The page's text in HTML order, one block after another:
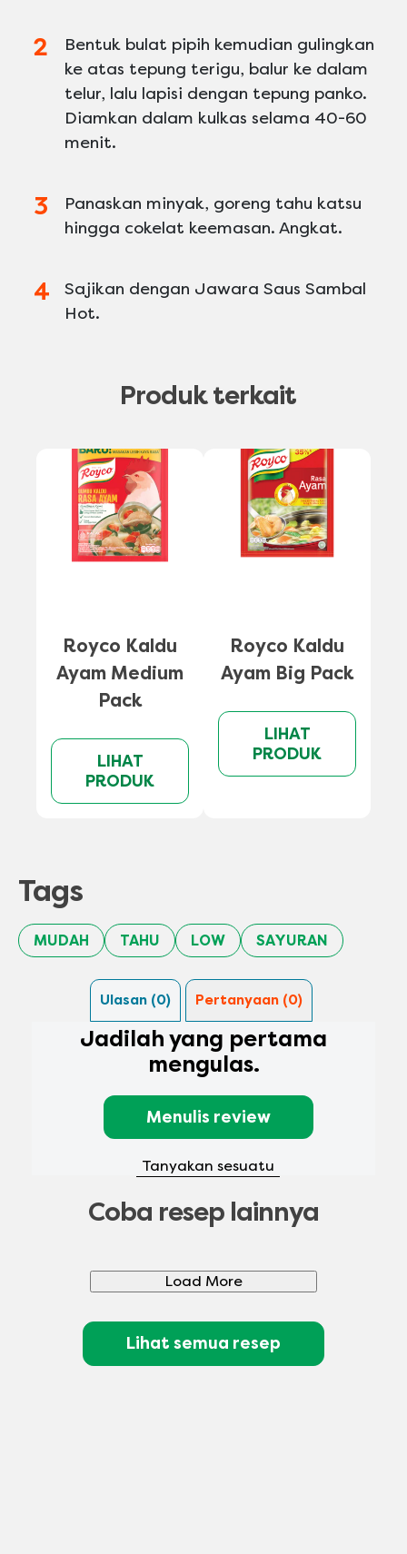
Bentuk bulat pipih kemudian gulingkan
ke atas tepung terigu, balur ke dalam
telur, lalu lapisi dengan tepung panko.
Diamkan dalam kulkas selama 40-60
menit.
Panaskan minyak, goreng tahu katsu
hingga cokelat keemasan. Angkat.
Sajikan dengan Jawara Saus Sambal
Hot.
Produk terkait
Royco Kaldu
Ayam Medium
Pack
LIHAT
PRODUK
Royco Kaldu
Ayam Big Pack
LIHAT
PRODUK
Tags
MUDAH TAHU LOW SAYURAN
Ulasan (0) Pertanyaan (0)
Jadilah yang pertama
mengulas.
Menulis review
Tanyakan sesuatu
Coba resep lainnya
Load More
Lihat semua resep